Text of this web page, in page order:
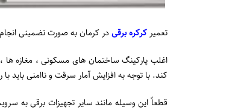
تعمیر کرکره برقیدر کرمان به صورت تضمینی
اغلب پارکینگ ساختمان های مسکونی ، مغازه ها
کند. با توجه به افزایش آمار سرقت و ناامنی باید
قطعاً این وسیله مانند سایر تجهیزات برقی به